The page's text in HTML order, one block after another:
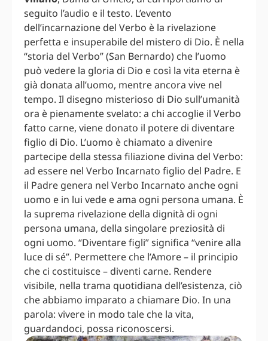
seguito l’audio e il testo. L’evento
dell’incarnazione del Verbo è la rivelazione
perfetta e insuperabile del mistero di Dio. È nella
“storia del Verbo” (San Bernardo) che l’uomo
può vedere la gloria di Dio e così la vita eterna è
già donata all’uomo, mentre ancora vive nel
tempo. Il disegno misterioso di Dio sull’umanità
ora è pienamente svelato: a chi accoglie il Verbo
fatto carne, viene donato il potere di diventare
figlio di Dio. L’uomo è chiamato a divenire
partecipe della stessa filiazione divina del Verbo:
ad essere nel Verbo Incarnato figlio del Padre. E
il Padre genera nel Verbo Incarnato anche ogni
uomo e in lui vede e ama ogni persona umana. È
la suprema rivelazione della dignità di ogni
persona umana, della singolare preziosità di
ogni uomo. “Diventare figli” significa “venire alla
luce di sé”. Permettere che l’Amore – il principio
che ci costituisce – diventi carne. Rendere
visibile, nella trama quotidiana dell’esistenza, ciò
che abbiamo imparato a chiamare Dio. In una
parola: vivere in modo tale che la vita,
guardandoci, possa riconoscersi.